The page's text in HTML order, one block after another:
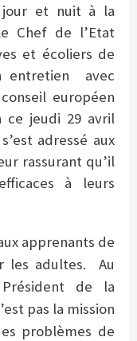
jour et nuit à la
Chef de l’Etat
et écoliers de
entretien
avec
européen
ce jeudi 29 avril
adressé aux
rassurant qu’il
à leurs
apprenants de
les adultes.
Au
de la
pas la mission
problèmes de